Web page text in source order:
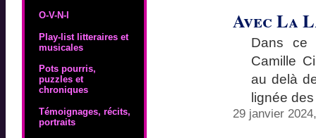
O-V-N-I
Play-list litteraires et
musicales
Pots pourris,
puzzles et
chroniques
Témoignages, récits,
portraits
Avec La
Dans ce
Camille
au delà
lignée
29 janvier